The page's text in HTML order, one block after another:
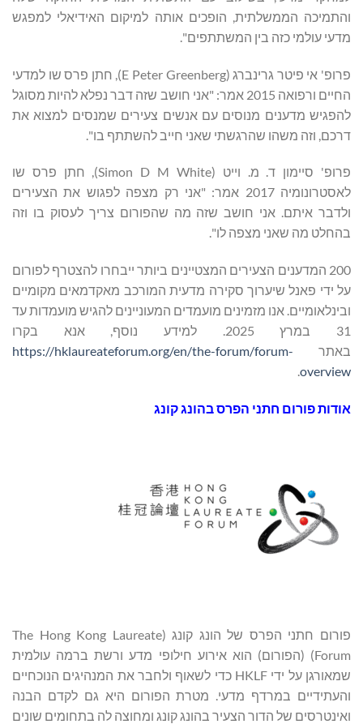
והתמיכה הממשלתית, הופכים אותה למיקום האידיאלי למפגש
מדעי עולמי כזה בין המשתתפים".
פרופ' אי פיטר גרינברג (E Peter Greenberg), חתן פרס שו למדעי
החיים ורפואה 2015 אמר: "אני חושב שזה דבר נפלא להיות מסוגל
להפגיש מדענים מנוסים עם אנשים צעירים שמנסים למצוא את
דרכם, וזה משהו שהרגשתי שאני חייב להשתתף בו".
פרופ' סיימון ד. מ. וייט (Simon D M White), חתן פרס שו
לאסטרונומיה 2017 אמר: "אני רק מצפה לפגוש את הצעירים
ולדבר איתם. אני חושב שזה מה שהפורום צריך לעסוק בו וזה
בהחלט מה שאני מצפה לו".
200 המדענים הצעירים המצטיינים ביותר ייבחרו להצטרף לפורום
על ידי פאנל שיערוך סקירה מדעית המורכב מאקדמאים מקומיים
ובינלאומיים. אנו מזמינים מועמדים המעוניינים להגיש מועמדות עד
31 במרץ 2025. למידע נוסף, אנא בקרו
באתר https://hklaureateforum.org/en/the-forum/forum-
overview
.
אודות פורום חתני הפרס בהונג קונג
פורום חתני הפרס של הונג קונג (The Hong Kong Laureate
Forum) (הפורום) הוא אירוע חילופי מדע ורשת ברמה עולמית
שמאורגן על ידי HKLF כדי לשאוף ולחבר את המנהיגים הנוכחיים
והעתידיים במרדף מדעי. מטרת הפורום היא גם לקדם הבנה
ואינטרסים של הדור הצעיר בהונג קונג ומחוצה לה בתחומים שונים